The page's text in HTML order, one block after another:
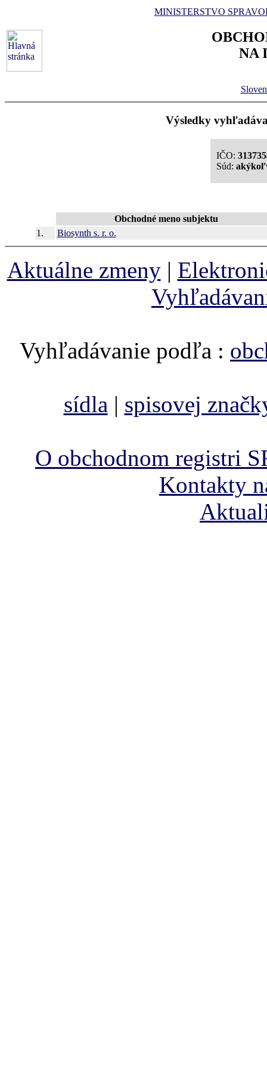
MINISTERSTVO
NA
Výsledky
IČO:
Súd:
Obchodné meno subjektu
1.
Biosynth s. r. o.
Aktuálne zmeny|
Vyhľadávanie podľa :
sídla | spisovej
O obchodnom registri
Kontakty